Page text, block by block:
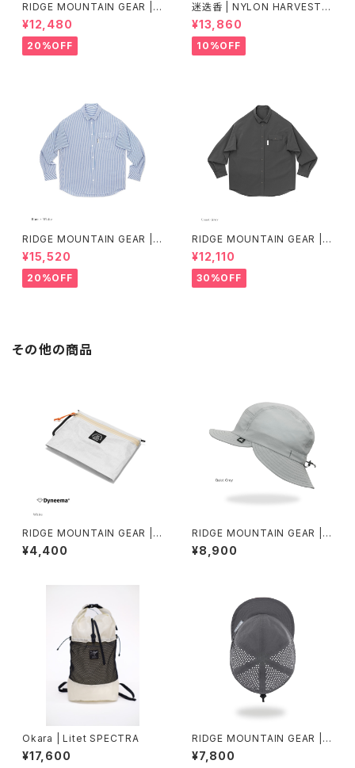
RIDGE MOUNTAIN GEAR |
Merino Basic Long Sleeve
Tee "Micro Border"
¥12,480
20%OFF
迷迭香 | NYLON HARVEST T
RAINER Ver.2025 Lot.3
¥13,860
10%OFF
RIDGE MOUNTAIN GEAR | B
asic Long Sleeve Shirt "Str
ipe"
¥15,520
20%OFF
RIDGE MOUNTAIN GEAR | B
asic Long Sleeve Shirt
¥12,110
30%OFF
その他の商品
RIDGE MOUNTAIN GEAR | T
ravel Pouch Plus
¥4,400
RIDGE MOUNTAIN GEAR | S
hade Cap
¥8,900
Okara | Litet SPECTRA
¥17,600
RIDGE MOUNTAIN GEAR | B
asic Cap Extra Punching
¥7,800